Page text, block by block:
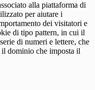
alla piattaforma di
per aiutare i
dei visitatori e
di tipo pattern, in cui il
di numeri e lettere, che
dominio che imposta il